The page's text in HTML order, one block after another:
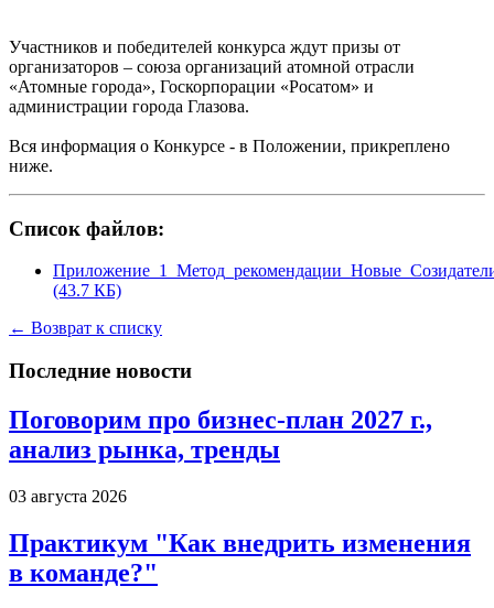
Участников и победителей конкурса ждут призы от
организаторов – союза организаций атомной отрасли
«Атомные города», Госкорпорации «Росатом» и
администрации города Глазова.
Вся информация о Конкурсе - в Положении, прикреплено
ниже.
Список файлов:
(43.7 КБ)
← Возврат к списку
Последние новости
Поговорим про бизнес-план 2027 г.,
анализ рынка, тренды
03 августа 2026
Практикум "Как внедрить изменения
в команде?"